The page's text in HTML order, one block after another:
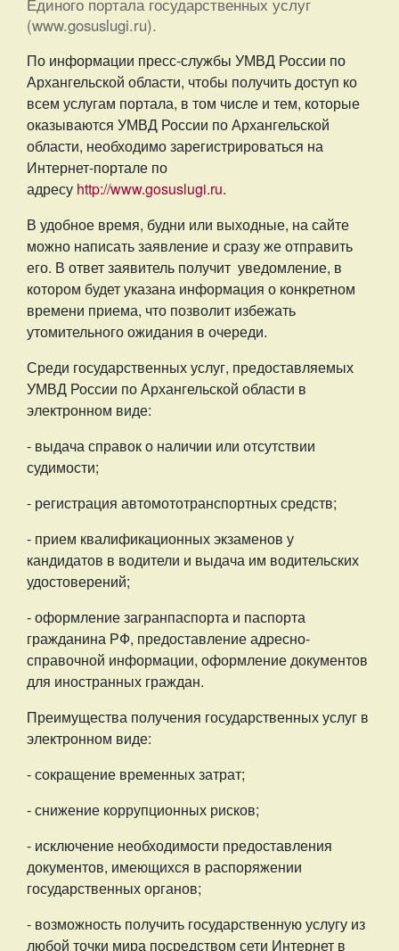
Единого портала государственных услуг
(www.gosuslugi.ru).
По информации пресс-службы УМВД России по
Архангельской области, чтобы получить доступ ко
всем услугам портала, в том числе и тем, которые
оказываются УМВД России по Архангельской
области, необходимо зарегистрироваться на
Интернет-портале по
адресу http://www.gosuslugi.ru.
В удобное время, будни или выходные, на сайте
можно написать заявление и сразу же отправить
его. В ответ заявитель получит уведомление, в
котором будет указана информация о конкретном
времени приема, что позволит избежать
утомительного ожидания в очереди.
Среди государственных услуг, предоставляемых
УМВД России по Архангельской области в
электронном виде:
- выдача справок о наличии или отсутствии
судимости;
- регистрация автомототранспортных средств;
- прием квалификационных экзаменов у
кандидатов в водители и выдача им водительских
удостоверений;
- оформление загранпаспорта и паспорта
гражданина РФ, предоставление адресно-
справочной информации, оформление документов
для иностранных граждан.
Преимущества получения государственных услуг в
электронном виде:
- сокращение временных затрат;
- снижение коррупционных рисков;
- исключение необходимости предоставления
документов, имеющихся в распоряжении
государственных органов;
- возможность получить государственную услугу из
любой точки мира посредством сети Интернет в